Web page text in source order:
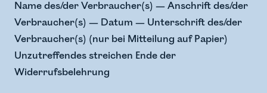
Name des/der Verbraucher(s) — Anschrift des/der
Verbraucher(s) — Datum — Unterschrift des/der
Verbraucher(s) (nur bei Mitteilung auf Papier)
Unzutreffendes streichen Ende der
Widerrufsbelehrung